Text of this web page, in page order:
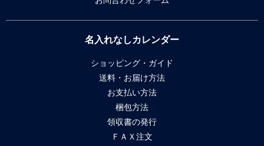
名入れなしカレンダー
ショッピング・ガイド
送料・お届け方法
お支払い方法
梱包方法
領収書の発行
ＦＡＸ注文